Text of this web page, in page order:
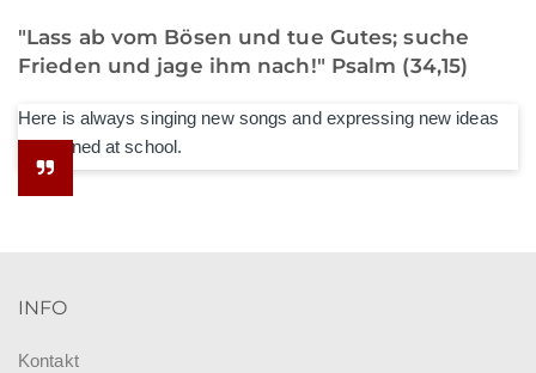
"Lass ab vom Bösen und tue Gutes; suche
Frieden und jage ihm nach!" Psalm (34,15)
Here is always singing new songs and expressing new ideas
he learned at school.
INFO
Kontakt